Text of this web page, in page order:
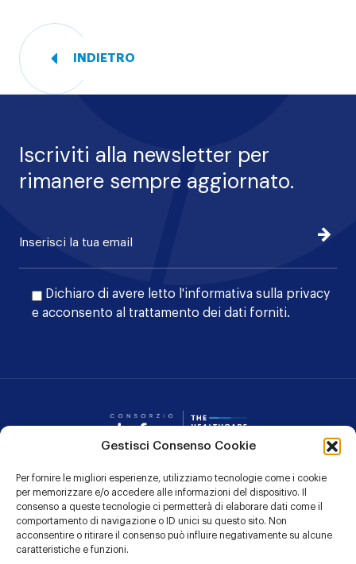
Gestisci Consenso Cookie
Per fornire le migliori esperienze, utilizziamo tecnologie come i cookie
per memorizzare e/o accedere alle informazioni del dispositivo. Il
consenso a queste tecnologie ci permetterà di elaborare dati come il
comportamento di navigazione o ID unici su questo sito. Non
acconsentire o ritirare il consenso può influire negativamente su alcune
caratteristiche e funzioni.
INDIETRO
Iscriviti alla newsletter per
rimanere sempre aggiornato.
Dichiaro di avere letto l'informativa sulla privacy
e acconsento al trattamento dei dati forniti.
Iscrivi
Consorzio
CONTATTI
PRIVACY POLICY
COOKIE POLICY